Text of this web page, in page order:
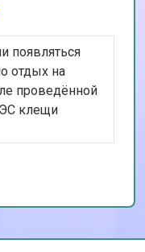
появляться
отдых на
проведённой
клещи